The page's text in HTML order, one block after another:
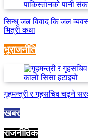
सिन्धु जल विवाद कि जल
भित्री कथा
भूराजनीति
गृहमन्त्री र गृहसचिव चढ्ने
खबर
राजनीतिक